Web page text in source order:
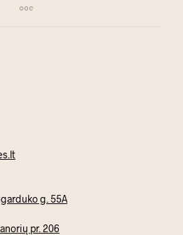
options
g. 55A
pr. 206